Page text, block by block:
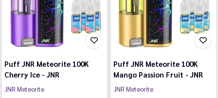
Puff JNR Meteorite 100K
Cherry Ice - JNR
JNR Meteorite
Puff JNR Meteorite 100K
Mango Passion Fruit - JNR
JNR Meteorite